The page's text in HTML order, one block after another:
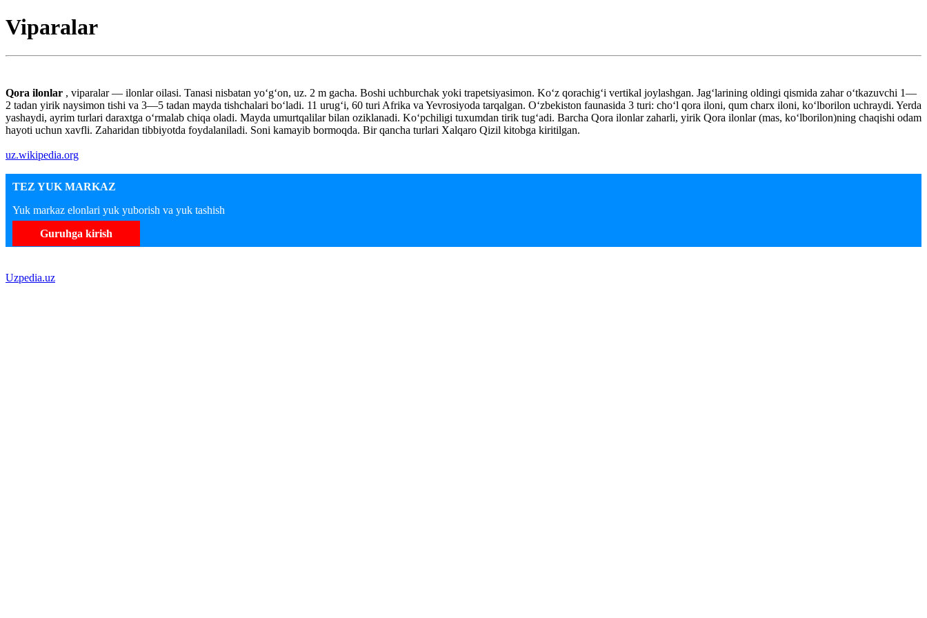
Viparalar
Qora ilonlar , viparalar — ilonlar oilasi. Tanasi nisbatan yoʻgʻon, uz. 2 m gacha. Boshi uchburchak yoki trapetsiyasimon. Koʻz qorachigʻi vertikal joylashgan. Jagʻlarining oldingi qismida zahar oʻtkazuvchi 1—
2 tadan yirik naysimon tishi va 3—5 tadan mayda tishchalari boʻladi. 11 urugʻi, 60 turi Afrika va Yevrosiyoda tarqalgan. Oʻzbekiston faunasida 3 turi: choʻl qora iloni, qum charx iloni, koʻlborilon uchraydi. Yerda
yashaydi, ayrim turlari daraxtga oʻrmalab chiqa oladi. Mayda umurtqalilar bilan oziklanadi. Koʻpchiligi tuxumdan tirik tugʻadi. Barcha Qora ilonlar zaharli, yirik Qora ilonlar (mas, koʻlborilon)ning chaqishi odam
hayoti uchun xavfli. Zaharidan tibbiyotda foydalaniladi. Soni kamayib bormoqda. Bir qancha turlari Xalqaro Qizil kitobga kiritilgan.
uz.wikipedia.org
TEZ YUK MARKAZ
Yuk markaz elonlari yuk yuborish va yuk tashish
Guruhga kirish
Uzpedia.uz